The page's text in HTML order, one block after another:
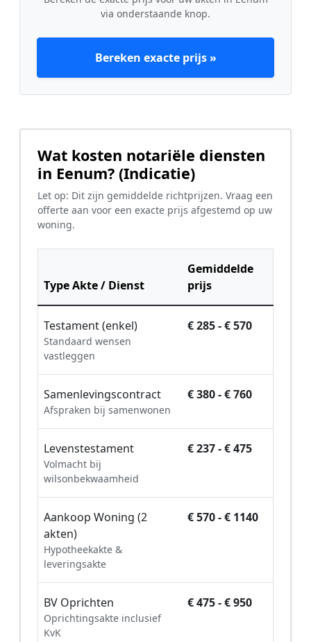
via onderstaande knop.
Bereken exacte prijs »
Wat kosten notariële diensten
in Eenum? (Indicatie)
Let op: Dit zijn gemiddelde richtprijzen. Vraag een
offerte aan voor een exacte prijs afgestemd op uw
woning.
Type Akte / Dienst
Gemiddelde
prijs
Testament (enkel)
Standaard wensen
vastleggen
€ 285 - € 570
Samenlevingscontract
Afspraken bij samenwonen
€ 380 - € 760
Levenstestament
Volmacht bij
wilsonbekwaamheid
€ 237 - € 475
Aankoop Woning (2
akten)
Hypotheekakte &
leveringsakte
€ 570 - € 1140
BV Oprichten
Oprichtingsakte inclusief
KvK
€ 475 - € 950